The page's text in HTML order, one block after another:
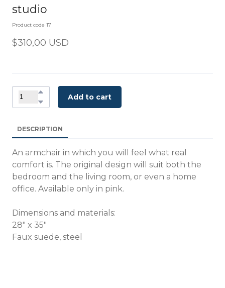
studio
Product code 17
$310,00 USD
Add to cart
DESCRIPTION
An armchair in which you will feel what real
comfort is. The original design will suit both the
bedroom and the living room, or even a home
office. Available only in pink.
Dimensions and materials:
28" x 35"
Faux suede, steel